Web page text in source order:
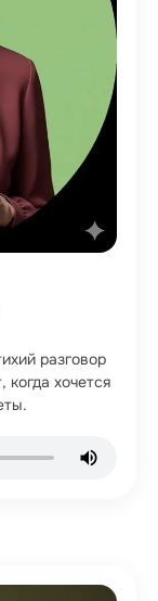
разговор
хочется